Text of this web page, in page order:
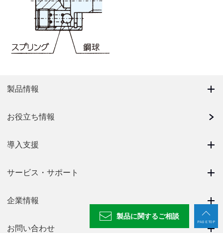
製品に関するご相談
PAGE TOP
製品情報
お役立ち情報
導入支援
サービス・サポート
企業情報
お問い合わせ